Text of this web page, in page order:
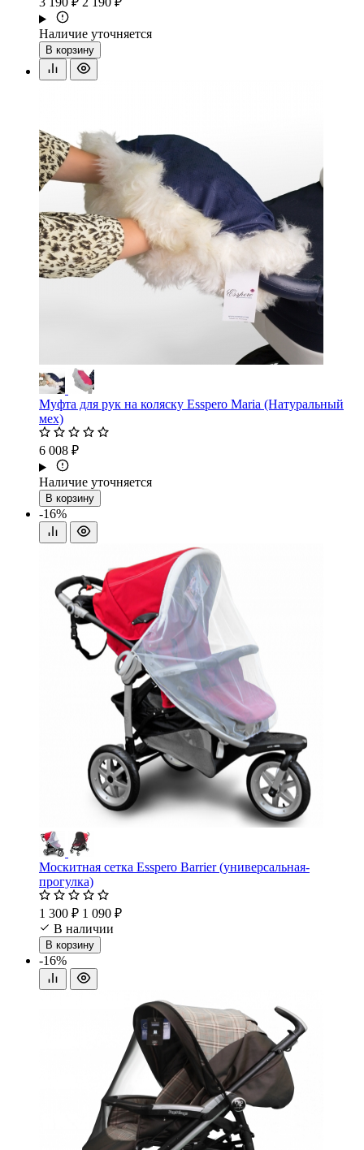
Наличие уточняется
В корзину
Муфта для рук на коляску Esspero Maria (Натуральный
мех)
6 008 ₽
Наличие уточняется
В корзину
-16%
Москитная сетка Esspero Barrier (универсальная-
прогулка)
1 300 ₽ 1 090 ₽
В наличии
В корзину
-16%